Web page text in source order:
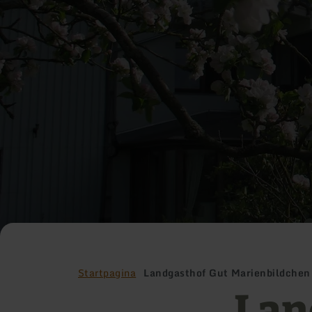
Startpagina Landgasthof Gut Marienbildchen